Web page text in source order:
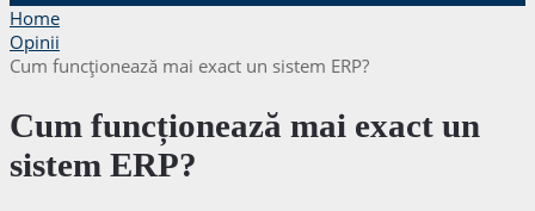
Home
Opinii
Cum funcționează mai exact un sistem ERP?
Cum funcționează mai exact un
sistem ERP?